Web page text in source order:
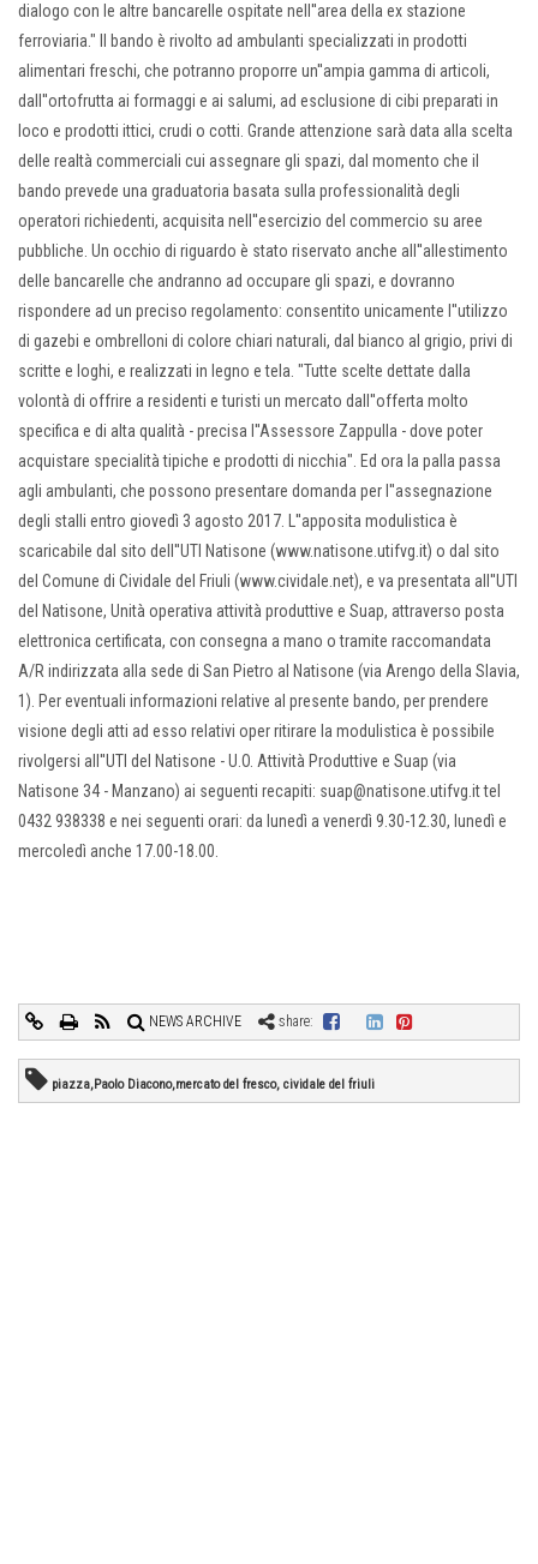
dialogo con le altre bancarelle ospitate nell''area della ex stazione
ferroviaria." Il bando è rivolto ad ambulanti specializzati in prodotti
alimentari freschi, che potranno proporre un''ampia gamma di articoli,
dall''ortofrutta ai formaggi e ai salumi, ad esclusione di cibi preparati in
loco e prodotti ittici, crudi o cotti. Grande attenzione sarà data alla scelta
delle realtà commerciali cui assegnare gli spazi, dal momento che il
bando prevede una graduatoria basata sulla professionalità degli
operatori richiedenti, acquisita nell''esercizio del commercio su aree
pubbliche. Un occhio di riguardo è stato riservato anche all''allestimento
delle bancarelle che andranno ad occupare gli spazi, e dovranno
rispondere ad un preciso regolamento: consentito unicamente l''utilizzo
di gazebi e ombrelloni di colore chiari naturali, dal bianco al grigio, privi di
scritte e loghi, e realizzati in legno e tela. "Tutte scelte dettate dalla
volontà di offrire a residenti e turisti un mercato dall''offerta molto
specifica e di alta qualità - precisa l''Assessore Zappulla - dove poter
acquistare specialità tipiche e prodotti di nicchia". Ed ora la palla passa
agli ambulanti, che possono presentare domanda per l''assegnazione
degli stalli entro giovedì 3 agosto 2017. L''apposita modulistica è
scaricabile dal sito dell''UTI Natisone (www.natisone.utifvg.it) o dal sito
del Comune di Cividale del Friuli (www.cividale.net), e va presentata all''UTI
del Natisone, Unità operativa attività produttive e Suap, attraverso posta
elettronica certificata, con consegna a mano o tramite raccomandata
A/R indirizzata alla sede di San Pietro al Natisone (via Arengo della Slavia,
1). Per eventuali informazioni relative al presente bando, per prendere
visione degli atti ad esso relativi oper ritirare la modulistica è possibile
rivolgersi all''UTI del Natisone - U.O. Attività Produttive e Suap (via
Natisone 34 - Manzano) ai seguenti recapiti: suap@natisone.utifvg.it tel
0432 938338 e nei seguenti orari: da lunedì a venerdì 9.30-12.30, lunedì e
mercoledì anche 17.00-18.00.
NEWS ARCHIVE share:
piazza,Paolo Diacono,mercato del fresco, cividale del friuli